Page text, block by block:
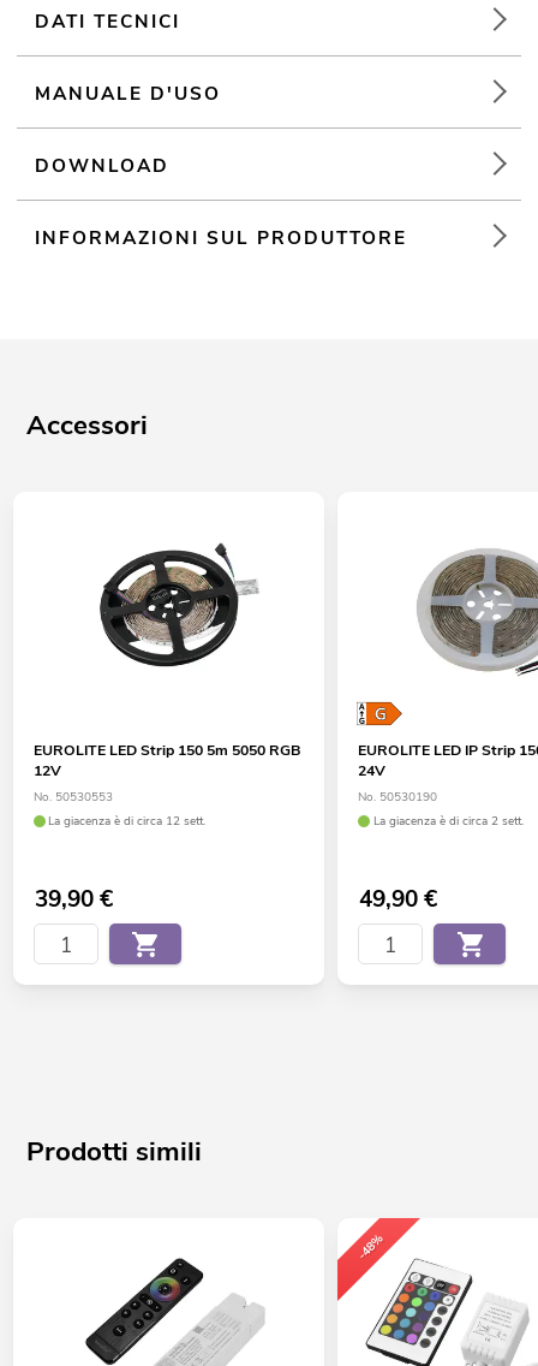
DATI TECNICI
MANUALE D'USO
DOWNLOAD
INFORMAZIONI SUL PRODUTTORE
Accessori
EUROLITE LED Strip 150 5m 5050 RGB
12V
No. 50530553
La giacenza è di circa 12 sett.
39,90€
EUROLITE LED IP Strip
24V
No. 50530190
La giacenza è di circa 2 sett.
49,90€
Prodotti simili
-48%